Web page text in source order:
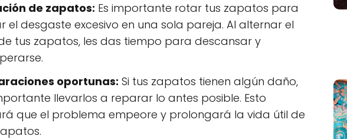
de zapatos: Es importante rotar tus zapatos para
el desgaste excesivo en una sola pareja. Al alternar el
tus zapatos, les das tiempo para descansar y
oportunas: Si tus zapatos tienen algún daño,
llevarlos a reparar lo antes posible. Esto
que el problema empeore y prolongará la vida útil de